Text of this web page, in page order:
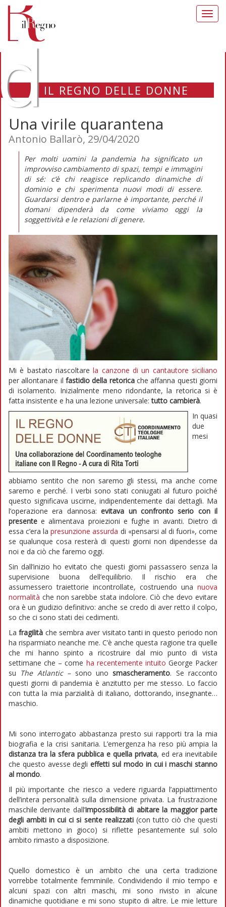
IL REGNO DELLE DONNE
Una virile quarantena
Antonio Ballarò, 29/04/2020
Per molti uomini la pandemia ha significato un
improvviso cambiamento di spazi, tempi e immagini
di sé: c’è chi reagisce replicando dinamiche di
dominio e chi sperimenta nuovi modi di essere.
Guardarsi dentro e parlarne è importante, perché il
domani dipenderà da come viviamo oggi la
soggettività e le relazioni di genere.
Mi è bastato riascoltarela canzone di un cantautore siciliano
per allontanare il fastidio della retoricache affanna questi giorni
di isolamento. Inizialmente meno ridondante, la retorica si è
fatta insistente e ha una lezione universale:tutto cambierà.
In quasi
due
mesi
abbiamo sentito che non saremo gli stessi, ma anche come
saremo e perché. I verbi sono stati coniugati al futuro poiché
questo significava uscirne, indipendentemente dai dettagli. Ma
l’operazione era dannosa:evitava un confronto serio con il
presente e alimentava proiezioni e fughe in avanti. Dietro di
essa c’era lapresunzione assurda di «pensarsi al di fuori», come
se qualunque cosa resterà di questi giorni non dipendesse da
noi e da ciò che faremo oggi.
Sin dall’inizio ho evitato che questi giorni passassero senza la
supervisione buona dell’equilibrio. Il rischio era che
assumessero traiettorie incontrollate, costruendo una nuova
normalità che non sarebbe stata indolore. Ciò che devo evitare
ora è un giudizio definitivo: anche se credo di aver retto il colpo,
so che ci sono stati dei cedimenti.
Lafragilità che sembra aver visitato tanti in questo periodo non
ha risparmiato neanche me. C’è anche questa ragione tra quelle
che mi hanno spinto a ricostruire dal mio punto di vista
settimane che – come ha recentemente intuito George Packer
su The Atlantic –sono unosmascheramento. Se racconto
questi giorni di pandemia è anzitutto per me stesso. Lo faccio
con tutta la mia parzialità di italiano, dottorando, insegnante…
maschio.
Mi sono interrogato abbastanza presto sui rapporti tra la mia
biografia e la crisi sanitaria. L’emergenza ha reso più ampia la
distanza tra la sfera pubblica e quella privata, ed era inevitabile
che questo avesse deglieffetti sul modo in cui i maschi stanno
al mondo.
Il più importante che riesco a vedere riguarda l’appiattimento
dell’intera personalità sulla dimensione privata. La frustrazione
maschile derivante dall’impossibilità di abitare la maggior parte
degli ambiti in cui ci si sente realizzati(con tutto ciò che questi
ambiti mettono in gioco) si riflette pesantemente sul solo
ambito rimasto a disposizione.
Quello domestico è un ambito che una certa tradizione
vorrebbe totalmente femminile. Condividendo il mio tempo e
alcuni spazi con altri maschi, mi sono rivisto in alcune
dinamiche quotidiane e mi sono stupito di altre. Le mie letture